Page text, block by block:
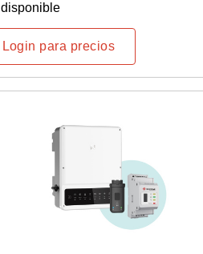
disponible
Login para precios